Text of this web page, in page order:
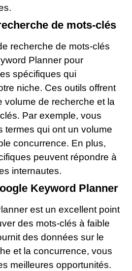
de mots-clés
recherche de mots-clés
Planner pour
spécifiques qui
niche. Ces outils offrent
volume de recherche et la
Par exemple, vous
termes qui ont un volume
concurrence. En plus,
peuvent répondre à
internautes.
Keyword Planner
est un excellent point
des mots-clés à faible
des données sur le
et la concurrence, vous
meilleures opportunités.